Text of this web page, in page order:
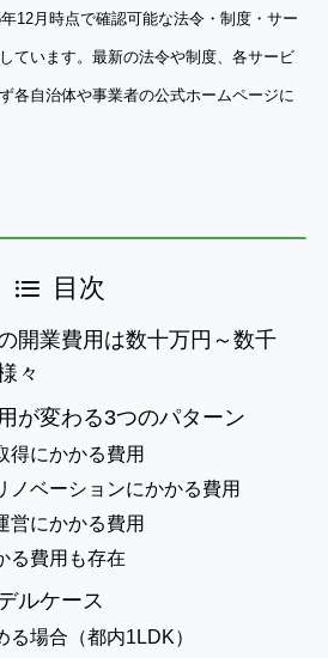
12月時点で確認可能な法令・制度・サー
ています。最新の法令や制度、各サービ
各自治体や事業者の公式ホームページに
目次
開業費用は数十万円～数千
々
が変わる3つのパターン
にかかる費用
ベーションにかかる費用
にかかる費用
る費用も存在
ルケース
る場合（都内1LDK）